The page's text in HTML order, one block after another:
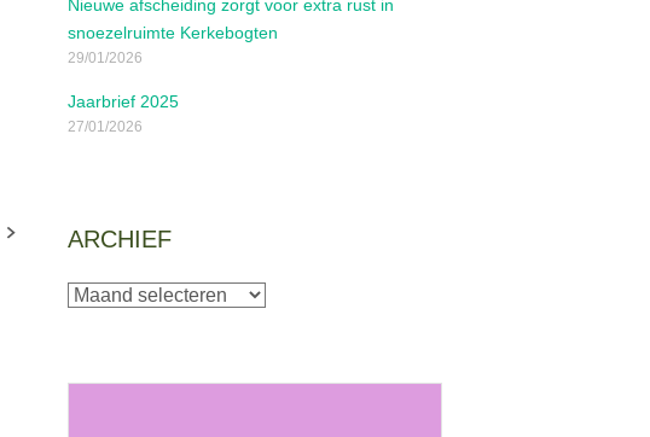
Nieuwe afscheiding zorgt voor extra rust in
snoezelruimte Kerkebogten
29/01/2026
Jaarbrief 2025
27/01/2026
ARCHIEF
Archief